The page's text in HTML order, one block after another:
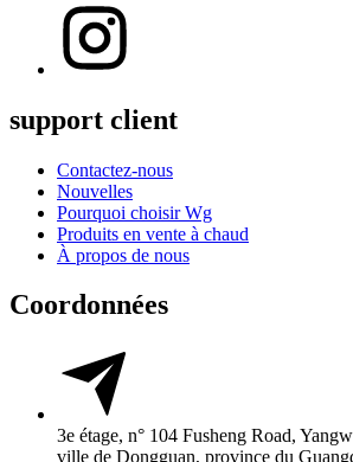
support client
Contactez-nous
Nouvelles
Pourquoi choisir Wg
Produits en vente à chaud
À propos de nous
Coordonnées
3e étage, n° 104 Fusheng Road,
ville de Dongguan, province du